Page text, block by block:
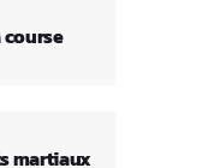
course
martiaux